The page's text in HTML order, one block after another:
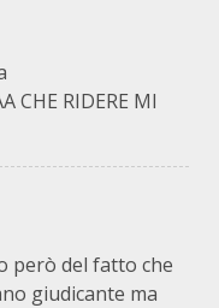
CHE RIDERE MI
però del fatto che
giudicante ma